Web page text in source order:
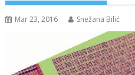
Mar 23, 2016 Snežana Bilić